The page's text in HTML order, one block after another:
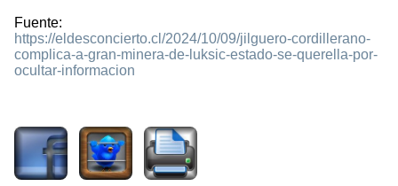
Fuente:
https://eldesconcierto.cl/2024/10/09/jilguero-cordillerano-
complica-a-gran-minera-de-luksic-estado-se-querella-por-
ocultar-informacion